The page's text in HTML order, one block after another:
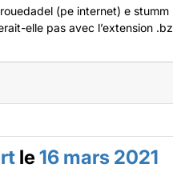
(pe internet) e
elle pas avec l’extension
le16 mars 2021